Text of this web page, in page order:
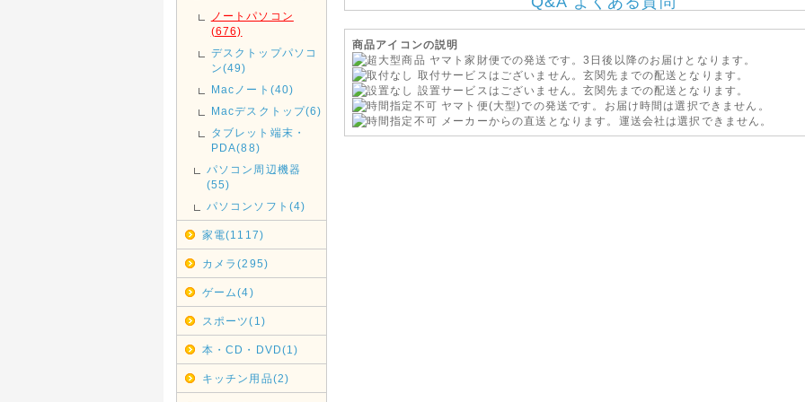
ノートパソコン
(676)
デスクトップパソコ
ン(49)
Macノート(40)
Macデスクトップ(6)
タブレット端末・
PDA(88)
パソコン周辺機器
(55)
パソコンソフト(4)
家電(1117)
カメラ(295)
ゲーム(4)
スポーツ(1)
本・CD・DVD(1)
キッチン用品(2)
石川県、福井県)・四国(香川県、徳島県、愛媛県、高知県)への基本送料が「無料」となりました!
ぜひ、ご利用くださいませ。
2014年03月21日
◇消費税率変更につきまして◇
2014年4月1日以降ご注文いただいた商品より、消費税率8%の税込価格に変更いたします。
2014年3月31日までにサイト上でご注文を完了した商品につきましては、消費税率5%の税込価格で
いただけます。
商品アイコンの説明
ヤマト家財便での発送です。3日後以降のお届けとなります。
取付サービスはございません。玄関先までの配送となります。
設置サービスはございません。玄関先までの配送となります。
ヤマト便(大型)での発送です。お届け時間は選択できません。
メーカーからの直送となります。運送会社は選択できません。